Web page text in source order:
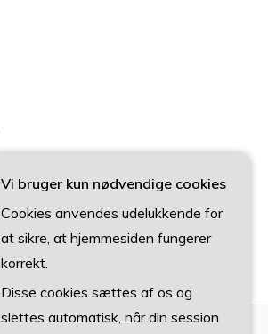
Vi bruger kun nødvendige cookies
Cookies anvendes udelukkende for
at sikre, at hjemmesiden fungerer
korrekt.
Disse cookies sættes af os og
slettes automatisk, når din session